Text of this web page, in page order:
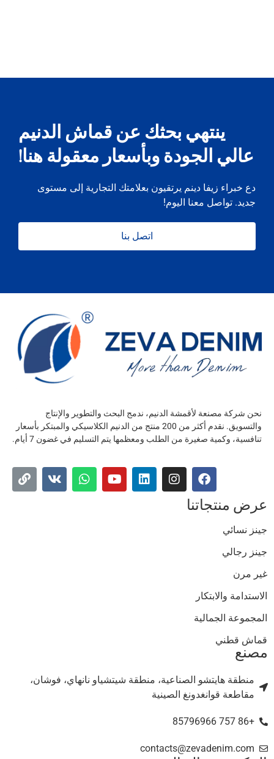
ينتهي بحثك عن قماش الدنيم
عالي الجودة وبأسعار معقولة هنا!
دع خبراء زيفا دينم يرتقيون بعلامتك التجارية إلى مستوى
جديد. تواصل معنا اليوم!
اتصل بنا
نحن شركة مصنعة لأقمشة الدنيم، ندمج البحث والتطوير والإنتاج
والتسويق. نقدم أكثر من 200 منتج من الدنيم الكلاسيكي والمبتكر بأسعار
تنافسية، وكمية صغيرة من الطلب ومعظمها يتم التسليم في غضون 7 أيام.
عرض منتجاتنا
جينز نسائي
جينز رجالي
غير مرن
الاستدامة والابتكار
المجموعة الجمالية
قماش قطني
مصنع
منطقة هايتشو الصناعية، منطقة شيتشياو نانهاي، فوشان،
مقاطعة قوانغدونغ الصينية
+86 757 85796966
contacts@zevadenim.com